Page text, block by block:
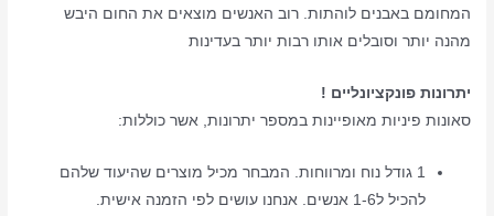
המחומם באבנים לוהתות. רוב האנשים מוצאים את החום היבש
מהנה יותר וסובלים אותו רבות יותר בעדינות
יתרונות פונקציונליים !
סאונות פיניות מאופיינות במספר יתרונות, אשר כוללות:
1 גודל נוח ומרווחות. המבחר מכיל מוצרים שהיעוד שלהם
להכיל ל1-6 אנשים. אנחנו עושים לפי הזמנה אישית.